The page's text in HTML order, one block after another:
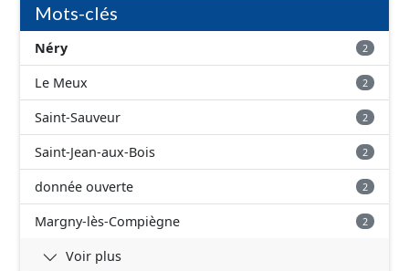
Mots-clés
Néry 2
Le Meux 2
Saint-Sauveur 2
Saint-Jean-aux-Bois 2
donnée ouverte 2
Margny-lès-Compiègne 2
Voir plus